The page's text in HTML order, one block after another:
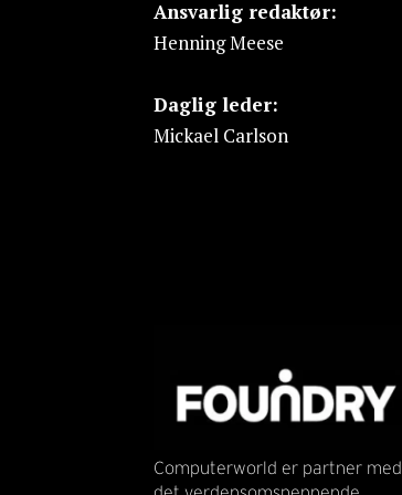
Ansvarlig redaktør:
Henning Meese
Daglig leder:
Mickael Carlson
Computerworld er partner med